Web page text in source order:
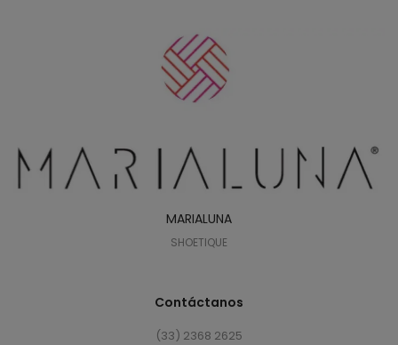
MARIALUNA
SHOETIQUE
Contáctanos
(33) 2368 2625